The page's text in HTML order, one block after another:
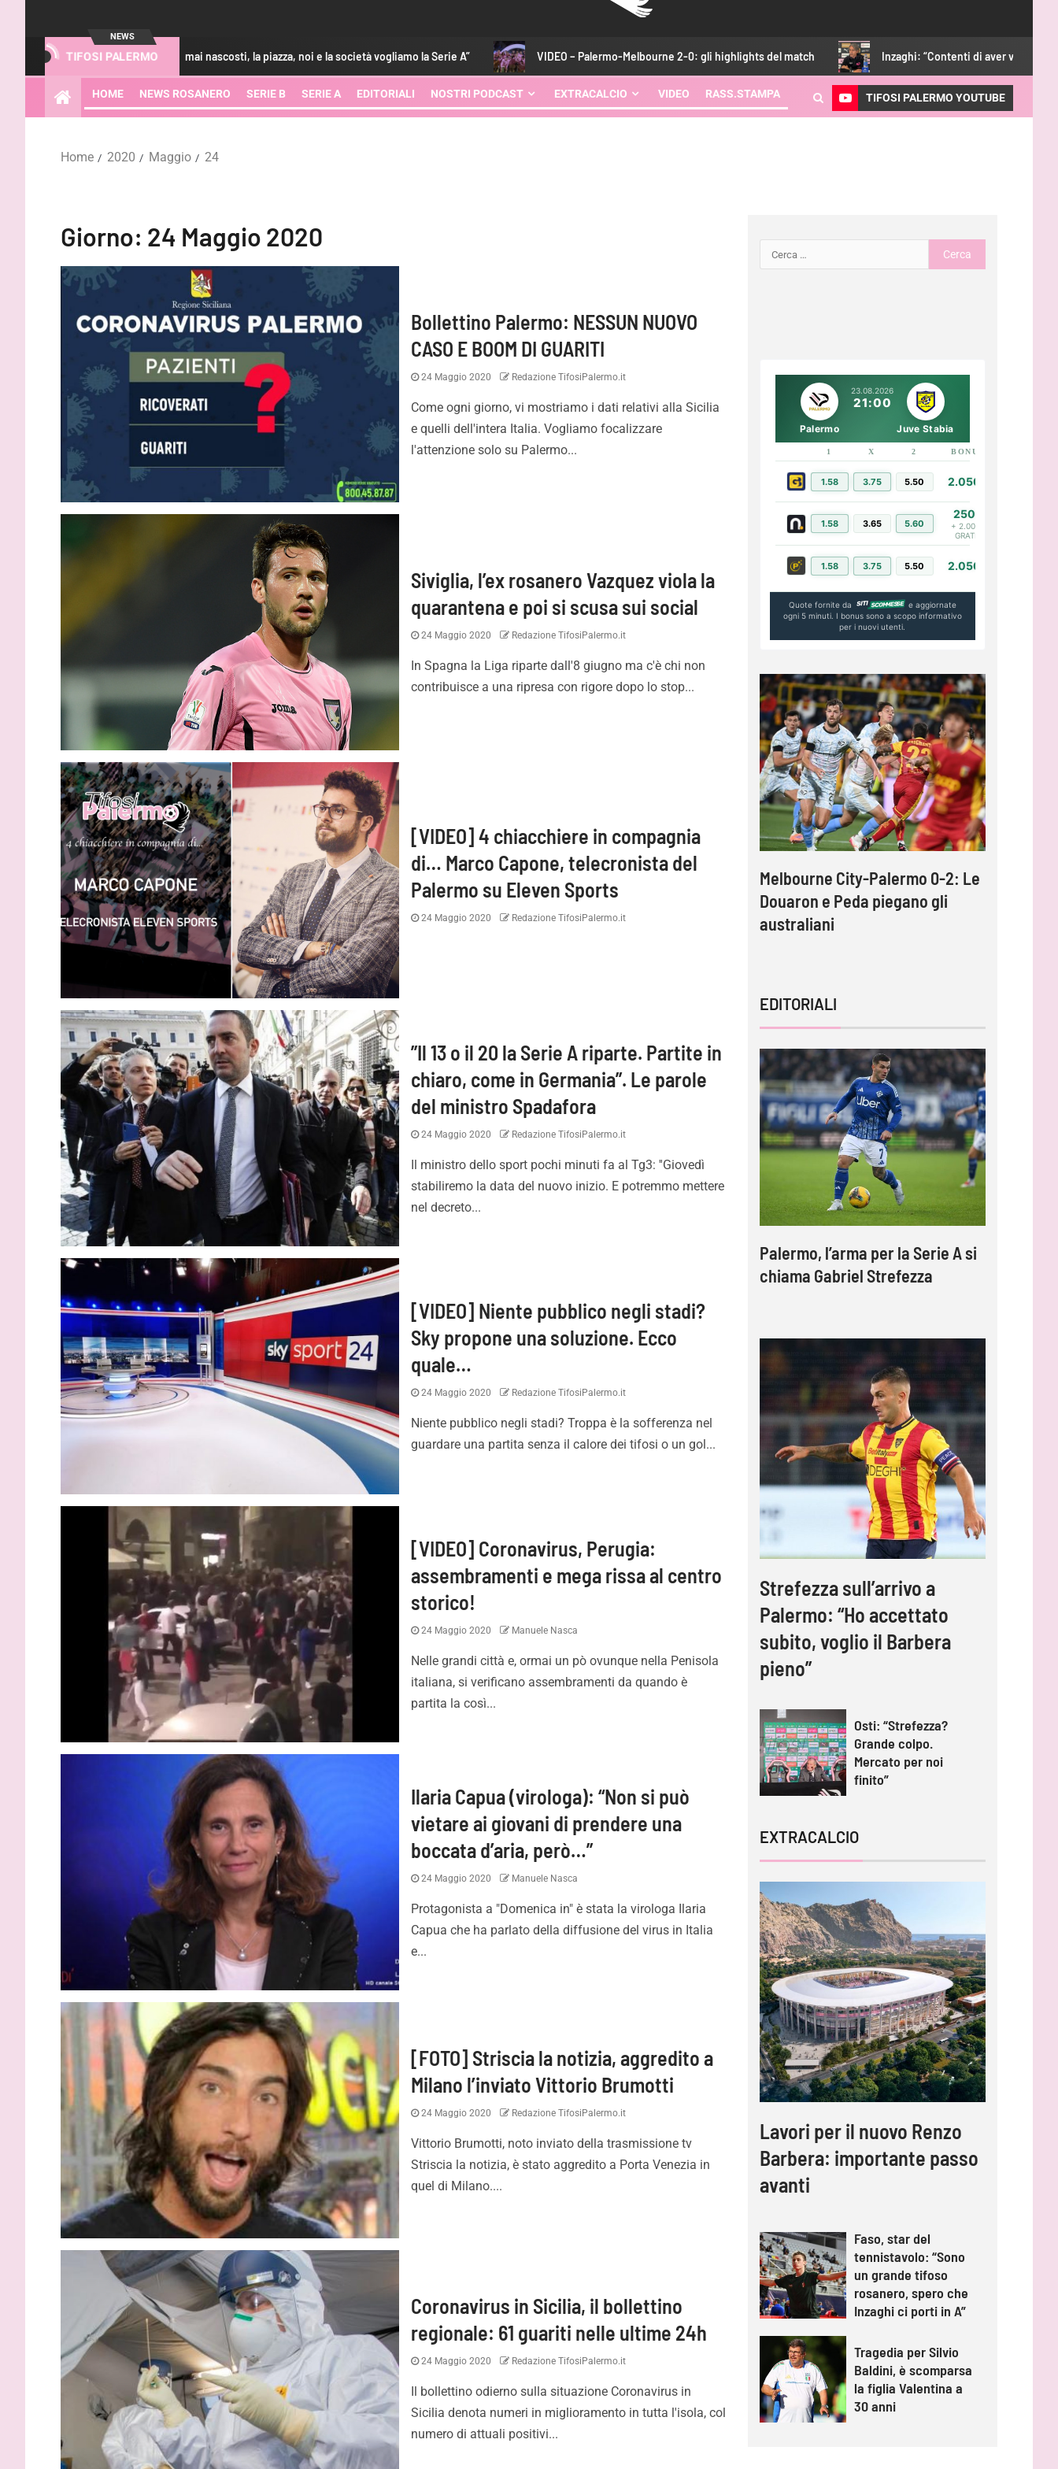
NEWS
TIFOSI PALERMO
Bani: “Non ci siamo mai nascosti, la piazza, noi e la società vogliamo la Serie A” VIDEO – Palermo-Melbourne 2-0: gli highlights del match Inzaghi: “Contenti di aver vinto, adesso ci sarà da
HOME NEWS ROSANERO SERIE B SERIE A EDITORIALI NOSTRI PODCAST EXTRACALCIO VIDEO RASS.STAMPA TIFOSI PALERMO YOUTUBE
Home 2020 Maggio 24
Giorno: 24 Maggio 2020
Bollettino Palermo: NESSUN NUOVO
CASO E BOOM DI GUARITI
24 Maggio 2020 Redazione TifosiPalermo.it
Come ogni giorno, vi mostriamo i dati relativi alla Sicilia
e quelli dell'intera Italia. Vogliamo focalizzare
l'attenzione solo su Palermo...
Siviglia, l’ex rosanero Vazquez viola la
quarantena e poi si scusa sui social
24 Maggio 2020 Redazione TifosiPalermo.it
In Spagna la Liga riparte dall'8 giugno ma c'è chi non
contribuisce a una ripresa con rigore dopo lo stop...
[VIDEO] 4 chiacchiere in compagnia
di… Marco Capone, telecronista del
Palermo su Eleven Sports
24 Maggio 2020 Redazione TifosiPalermo.it
”Il 13 o il 20 la Serie A riparte. Partite in
chiaro, come in Germania”. Le parole
del ministro Spadafora
24 Maggio 2020 Redazione TifosiPalermo.it
Il ministro dello sport pochi minuti fa al Tg3: ''Giovedì
stabiliremo la data del nuovo inizio. E potremmo mettere
nel decreto...
[VIDEO] Niente pubblico negli stadi?
Sky propone una soluzione. Ecco
quale…
24 Maggio 2020 Redazione TifosiPalermo.it
Niente pubblico negli stadi? Troppa è la sofferenza nel
guardare una partita senza il calore dei tifosi o un gol...
[VIDEO] Coronavirus, Perugia:
assembramenti e mega rissa al centro
storico!
24 Maggio 2020 Manuele Nasca
Nelle grandi città e, ormai un pò ovunque nella Penisola
italiana, si verificano assembramenti da quando è
partita la così...
Ilaria Capua (virologa): “Non si può
vietare ai giovani di prendere una
boccata d’aria, però…”
24 Maggio 2020 Manuele Nasca
Protagonista a "Domenica in" è stata la virologa Ilaria
Capua che ha parlato della diffusione del virus in Italia
e...
[FOTO] Striscia la notizia, aggredito a
Milano l’inviato Vittorio Brumotti
24 Maggio 2020 Redazione TifosiPalermo.it
Vittorio Brumotti, noto inviato della trasmissione tv
Striscia la notizia, è stato aggredito a Porta Venezia in
quel di Milano....
Coronavirus in Sicilia, il bollettino
regionale: 61 guariti nelle ultime 24h
24 Maggio 2020 Redazione TifosiPalermo.it
Il bollettino odierno sulla situazione Coronavirus in
Sicilia denota numeri in miglioramento in tutta l'isola, col
numero di attuali positivi...
23.08.2026
21:00
Palermo Juve Stabia
1 X 2 BONUS
1.58 3.75 5.50 2.050€
1.58 3.65 5.60
250€
+ 2.000€
GRATIS
1.58 3.75 5.50 2.050€
Quote fornite da
e aggiornate
ogni 5 minuti. I bonus sono a scopo informativo
per i nuovi utenti.
Gardini: “Pronti per essere
protagonisti. Con i tifosi nulla è
impossibile”
Inzaghi: “Contenti di aver vinto,
adesso ci sarà da lottare per
tornare dove meritiamo”
Melbourne City-Palermo 0-2: Le
Douaron e Peda piegano gli
australiani
EDITORIALI
Palermo, l’arma per la Serie A si
chiama Gabriel Strefezza
Strefezza sull’arrivo a
Palermo: “Ho accettato
subito, voglio il Barbera
pieno”
Osti: “Strefezza?
Grande colpo.
Mercato per noi
finito”
EXTRACALCIO
Lavori per il nuovo Renzo
Barbera: importante passo
avanti
Faso, star del
tennistavolo: “Sono
un grande tifoso
rosanero, spero che
Inzaghi ci porti in A”
Tragedia per Silvio
Baldini, è scomparsa
la figlia Valentina a
30 anni